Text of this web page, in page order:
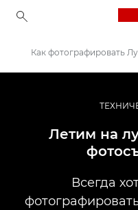
Истории
Как фотографировать
Летим на
Всегда